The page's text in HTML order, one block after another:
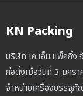
KN Packing
บริษัท เค.เอ็น.แพ็คกิ้ง
ก่อตั้งเมื่อวันที่ 3 มกร
จำหน่ายเครื่องบรรจุภั